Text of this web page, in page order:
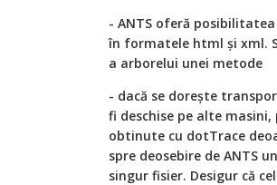
- ANTS oferă
în formatele html şi xml.
a arborelui unei metode
- dacă se dorește
fi deschise pe alte
obtinute cu dotTrace
spre deosebire de ANTS
singur fisier. Desigur că